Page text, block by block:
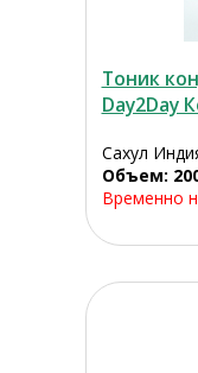
Тоник
Day2Day
Сахул
Объем:
Временно